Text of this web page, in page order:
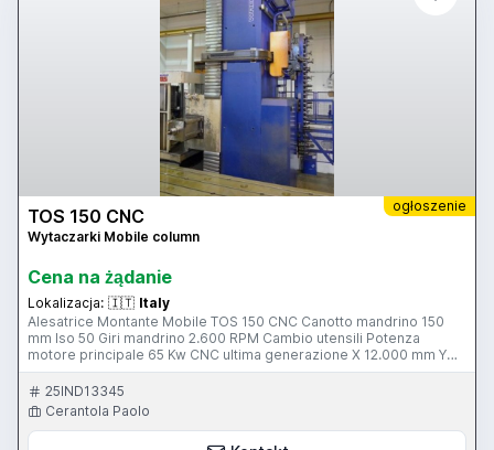
ogłoszenie
TOS 150 CNC
Wytaczarki Mobile column
Cena na żądanie
Lokalizacja: 🇮🇹 Italy
Alesatrice Montante Mobile TOS 150 CNC Canotto mandrino 150
mm Iso 50 Giri mandrino 2.600 RPM Cambio utensili Potenza
motore principale 65 Kw CNC ultima generazione X 12.000 mm Y
3.550 mm Z 1.000 mm W 800 mm Disponibili a scelta le seguenti
Tavole : 1)Tavola girevole 1.800 X 2.000 mm Traslante 1.250 mm
Portata 18 T. Asse B ( Doppio pignone Vite a sfera ) 2)Tavola
girevole 1.800 X 2.200 mm Traslante 2.000 mm Portata 18 T. Asse B
( Doppio pignone Vite a sfera ) 3)Tavola girevole 1.800 X 2.200 mm
25IND13345
Cerantola Paolo